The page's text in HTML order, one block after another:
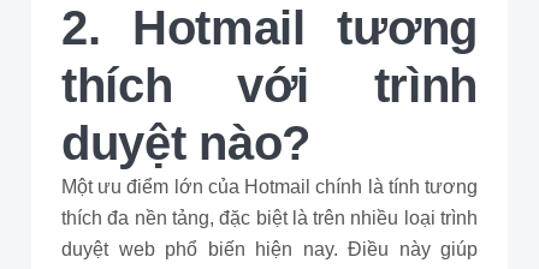
2. Hotmail tương
thích với trình
duyệt nào?
Một ưu điểm lớn của Hotmail chính là tính tương
thích đa nền tảng, đặc biệt là trên nhiều loại trình
duyệt web phổ biến hiện nay. Điều này giúp